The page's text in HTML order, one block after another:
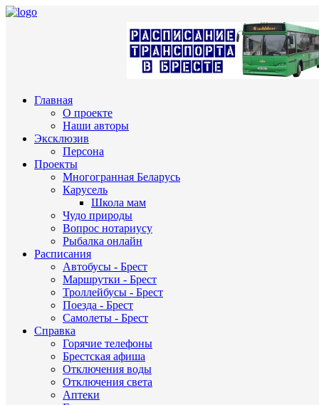
Главная
О проекте
Наши авторы
Эксклюзив
Персона
Проекты
Многогранная Беларусь
Карусель
Школа мам
Чудо природы
Вопрос нотариусу
Рыбалка онлайн
Расписания
Автобусы - Брест
Маршрутки - Брест
Троллейбусы - Брест
Поезда - Брест
Самолеты - Брест
Справка
Горячие телефоны
Брестская афиша
Отключения воды
Отключения света
Аптеки